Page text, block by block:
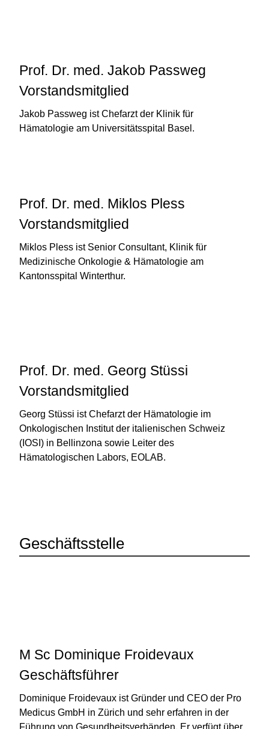
Prof. Dr. med. Jakob Passweg
Vorstandsmitglied
Jakob Passweg ist Chefarzt der Klinik für
Hämatologie am Universitätsspital Basel.
Prof. Dr. med. Miklos Pless
Vorstandsmitglied
Miklos Pless ist Senior Consultant, Klinik für
Medizinische Onkologie & Hämatologie am
Kantonsspital Winterthur.
Prof. Dr. med. Georg Stüssi
Vorstandsmitglied
Georg Stüssi ist Chefarzt der Hämatologie im
Onkologischen Institut der italienischen Schweiz
(IOSI) in Bellinzona sowie Leiter des
Hämatologischen Labors, EOLAB.
Geschäftsstelle
M Sc Dominique Froidevaux
Geschäftsführer
Dominique Froidevaux ist Gründer und CEO der Pro
Medicus GmbH in Zürich und sehr erfahren in der
Führung von Gesundheitsverbänden. Er verfügt über